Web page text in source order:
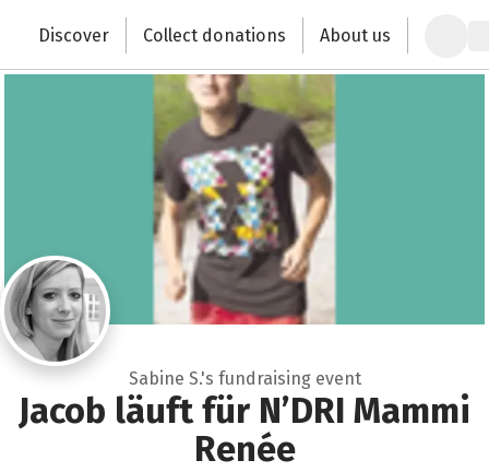
Change the world with your donation
Discover Collect donations About us
Sabine S.'s fundraising event
Jacob läuft für N’DRI Mammi
Renée